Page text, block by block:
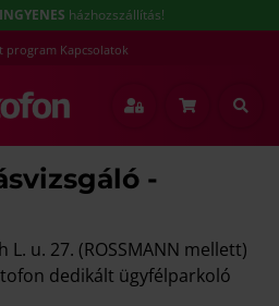
INGYENES házhozszállítás!
program Kapcsolatok
-
L. u. 27. (ROSSMANN mellett)
dedikált ügyfélparkoló